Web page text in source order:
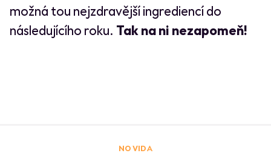
možná tou nejzdravější ingrediencí do
následujícího roku. Tak na ni nezapomeň!
NO VIDA